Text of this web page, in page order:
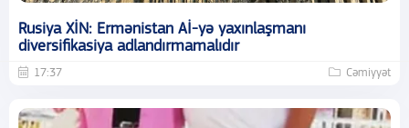
Rusiya XİN: Ermənistan Aİ-yə yaxınlaşmanı
diversifikasiya adlandırmamalıdır
17:37 Cəmiyyət